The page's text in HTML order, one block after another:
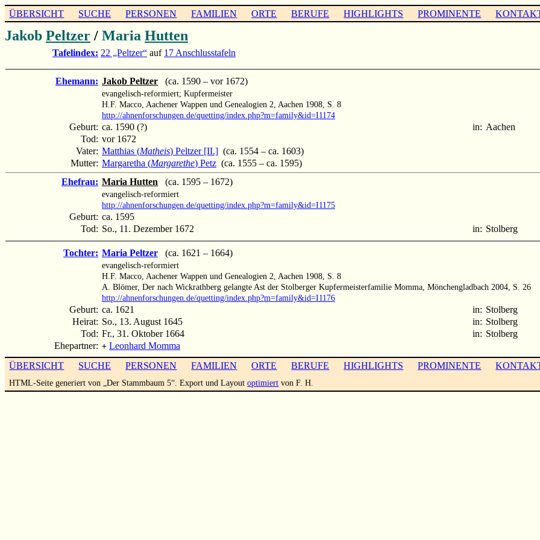
ÜBERSICHT SUCHE PERSONEN FAMILIEN ORTE BERUFE HIGHLIGHTS PROMINENTE
Jakob Peltzer / Maria Hutten
Tafelindex: 22 „Peltzer“ auf 17 Anschlusstafeln
Ehemann: Jakob Peltzer (ca. 1590 – vor 1672)
evangelisch-reformiert; Kupfermeister
H.F. Macco, Aachener Wappen und Genealogien 2, Aachen 1908, S. 8
http://ahnenforschungen.de/quetting/index.php?m=family&id=I1174
Geburt: ca. 1590 (?) in: Aachen
Tod: vor 1672
Vater: Matthias (Matheis) Peltzer [II.] (ca. 1554 – ca. 1603)
Mutter: Margaretha (Margarethe) Petz (ca. 1555 – ca. 1595)
Ehefrau: Maria Hutten (ca. 1595 – 1672)
evangelisch-reformiert
http://ahnenforschungen.de/quetting/index.php?m=family&id=I1175
Geburt: ca. 1595
Tod: So., 11. Dezember 1672 in: Stolberg
Tochter: Maria Peltzer (ca. 1621 – 1664)
evangelisch-reformiert
H.F. Macco, Aachener Wappen und Genealogien 2, Aachen 1908, S. 8
A. Blömer, Der nach Wickrathberg gelangte Ast der Stolberger Kupfermeisterfamilie Momma, Mönchengladbach 2004, S. 26
http://ahnenforschungen.de/quetting/index.php?m=family&id=I1176
Geburt: ca. 1621 in: Stolberg
Heirat: So., 13. August 1645 in: Stolberg
Tod: Fr., 31. Oktober 1664 in: Stolberg
Ehepartner: + Leonhard Momma
ÜBERSICHT
SUCHE PERSONEN FAMILIEN ORTE BERUFE HIGHLIGHTS PROMINENTE
HTML-Seite generiert von „Der Stammbaum 5“. Export und Layoutoptimiert von F. H.